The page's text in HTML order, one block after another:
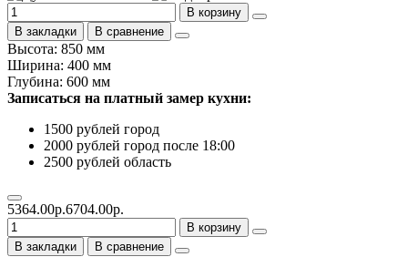
В корзину
В закладки
В сравнение
Высота: 850 мм
Ширина: 400 мм
Глубина: 600 мм
Записаться на платный замер кухни:
1500 рублей город
2000 рублей город после 18:00
2500 рублей область
5364.00р.6704.00р.
В корзину
В закладки
В сравнение